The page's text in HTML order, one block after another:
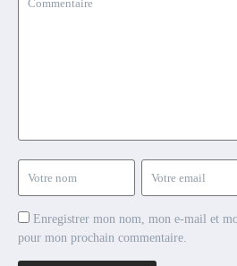
Enregistrer mon nom, mon e-mail et
pour mon prochain commentaire.